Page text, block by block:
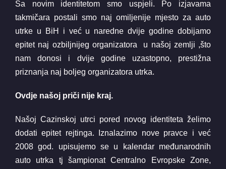
Sa novim identitetom smo uspjeli. Po izjavama
takmičara postali smo naj omiljenije mjesto za auto
utrke u BiH i već u naredne dvije godine dobijamo
epitet naj ozbiljnijeg organizatora u našoj zemlji ,što
nam donosi i dvije godine uzastopno, prestižna
priznanja naj boljeg organizatora utrka.
Ovdje našoj priči nije kraj.
Našoj Cazinskoj utrci pored novog identiteta želimo
dodati epitet rejtinga. Iznalazimo nove pravce i već
2008 god. upisujemo se u kalendar međunarodnih
auto utrka tj šampionat Centralno Evropske Zone,